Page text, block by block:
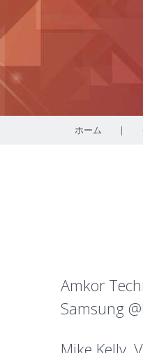
ホーム |
Amkor
Samsung
Mike Kelly,